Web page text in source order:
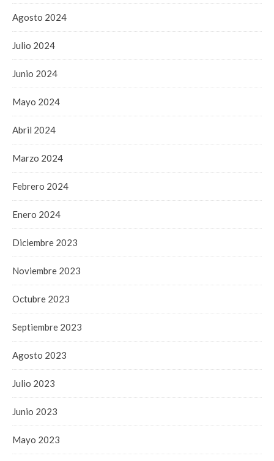
Agosto 2024
Julio 2024
Junio 2024
Mayo 2024
Abril 2024
Marzo 2024
Febrero 2024
Enero 2024
Diciembre 2023
Noviembre 2023
Octubre 2023
Septiembre 2023
Agosto 2023
Julio 2023
Junio 2023
Mayo 2023